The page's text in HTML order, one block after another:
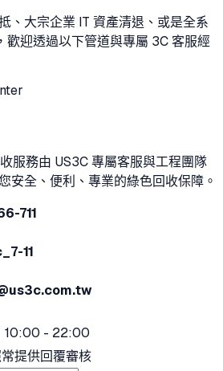
、大宗企業 IT 資產清退、或是全系
迎透過以下管道與專屬 3C 客服經
服務由 US3C 專屬客服與工程團隊
安全、便利、專業的綠色回收保障。
711
11
10:00 - 22:00
提供回覆審核